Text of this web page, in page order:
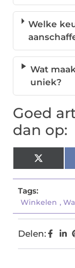
Welke
Wat
uniek?
Goed
dan op:
X
Tags:
Winkelen ,
Delen: